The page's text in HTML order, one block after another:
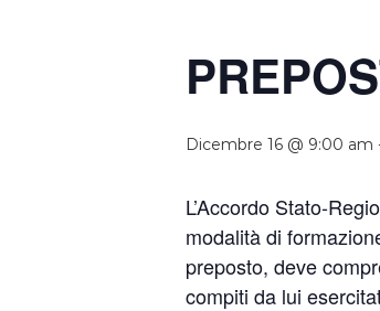
Dicembre 16 @ 9:00 am
L’Accordo Stato-
modalità di
preposto, deve
compiti da lui